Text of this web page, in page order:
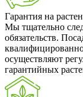
Гарантия на
Мы тщательно
обязательств.
осуществляют
гарантийных